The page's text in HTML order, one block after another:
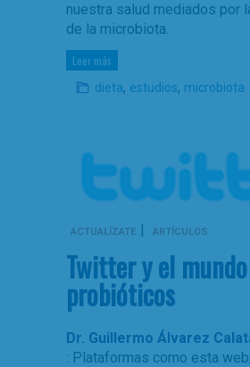
nuestra salud mediados por
de la microbiota.
Leer más
dieta, estudios, microbiota
ACTUALÍZATE | ARTÍCULOS
Twitter y el
probióticos
Dr. Guillermo Álvarez
: Plataformas como esta